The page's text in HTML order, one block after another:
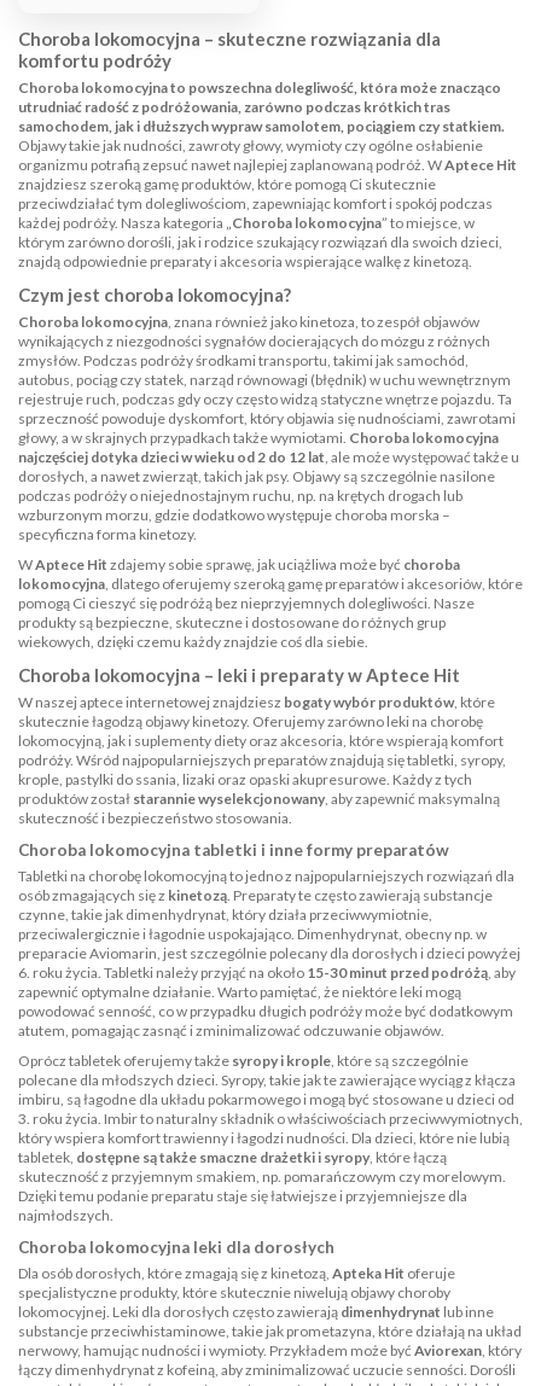
Choroba lokomocyjna – skuteczne rozwiązania dla
komfortu podróży
Choroba lokomocyjna to powszechna dolegliwość, która może znacząco
utrudniać radość z podróżowania, zarówno podczas krótkich tras
samochodem, jak i dłuższych wypraw samolotem, pociągiem czy statkiem.
Objawy takie jak nudności, zawroty głowy, wymioty czy ogólne osłabienie
organizmu potrafią zepsuć nawet najlepiej zaplanowaną podróż. WAptece Hit
znajdziesz szeroką gamę produktów, które pomogą Ci skutecznie
przeciwdziałać tym dolegliwościom, zapewniając komfort i spokój podczas
każdej podróży. Nasza kategoria „Choroba lokomocyjna” to miejsce, w
którym zarówno dorośli, jak i rodzice szukający rozwiązań dla swoich dzieci,
znajdą odpowiednie preparaty i akcesoria wspierające walkę z kinetozą.
Czym jest choroba lokomocyjna?
Choroba lokomocyjna , znana również jako kinetoza, to zespół objawów
wynikających z niezgodności sygnałów docierających do mózgu z różnych
zmysłów. Podczas podróży środkami transportu, takimi jak samochód,
autobus, pociąg czy statek, narząd równowagi (błędnik) w uchu wewnętrznym
rejestruje ruch, podczas gdy oczy często widzą statyczne wnętrze pojazdu. Ta
sprzeczność powoduje dyskomfort, który objawia się nudnościami, zawrotami
głowy, a w skrajnych przypadkach także wymiotami. Choroba lokomocyjna
najczęściej dotyka dzieci w wieku od 2 do 12 lat , ale może występować także u
dorosłych, a nawet zwierząt, takich jak psy. Objawy są szczególnie nasilone
podczas podróży o niejednostajnym ruchu, np. na krętych drogach lub
wzburzonym morzu, gdzie dodatkowo występuje choroba morska –
specyficzna forma kinetozy.
WAptece Hit zdajemy sobie sprawę, jak uciążliwa może być choroba
lokomocyjna, dlatego oferujemy szeroką gamę preparatów i akcesoriów, które
pomogą Ci cieszyć się podróżą bez nieprzyjemnych dolegliwości. Nasze
produkty są bezpieczne, skuteczne i dostosowane do różnych grup
wiekowych, dzięki czemu każdy znajdzie coś dla siebie.
Choroba lokomocyjna – leki i preparaty w Aptece Hit
W naszej aptece internetowej znajdziesz bogaty wybór produktów, które
skutecznie łagodzą objawy kinetozy. Oferujemy zarówno leki na chorobę
lokomocyjną, jak i suplementy diety oraz akcesoria, które wspierają komfort
podróży. Wśród najpopularniejszych preparatów znajdują się tabletki, syropy,
krople, pastylki do ssania, lizaki oraz opaski akupresurowe. Każdy z tych
produktów został starannie wyselekcjonowany , aby zapewnić maksymalną
skuteczność i bezpieczeństwo stosowania.
Choroba lokomocyjna tabletki i inne formy preparatów
Tabletki na chorobę lokomocyjną to jedno z najpopularniejszych rozwiązań dla
osób zmagających się z kinetozą . Preparaty te często zawierają substancje
czynne, takie jak dimenhydrynat, który działa przeciwwymiotnie,
przeciwalergicznie i łagodnie uspokajająco. Dimenhydrynat, obecny np. w
preparacieAviomarin , jest szczególnie polecany dla dorosłych i dzieci powyżej
6. roku życia. Tabletki należy przyjąć na około 15-30 minut przed podróżą , aby
zapewnić optymalne działanie. Warto pamiętać, że niektóre leki mogą
powodować senność, co w przypadku długich podróży może być dodatkowym
atutem, pomagając zasnąć i zminimalizować odczuwanie objawów.
Oprócz tabletek oferujemy także syropy i krople, które są szczególnie
polecane dla młodszych dzieci. Syropy, takie jak te zawierające wyciąg z kłącza
imbiru, są łagodne dla układu pokarmowego i mogą być stosowane u dzieci od
3. roku życia. Imbir to naturalny składnik o właściwościach przeciwwymiotnych,
który wspiera komfort trawienny i łagodzi nudności. Dla dzieci, które nie lubią
tabletek, dostępne są także smaczne drażetki i syropy, które łączą
skuteczność z przyjemnym smakiem, np. pomarańczowym czy morelowym.
Dzięki temu podanie preparatu staje się łatwiejsze i przyjemniejsze dla
najmłodszych.
Choroba lokomocyjna leki dla dorosłych
Dla osób dorosłych, które zmagają się z kinetozą, Apteka Hit oferuje
specjalistyczne produkty, które skutecznie niwelują objawy choroby
lokomocyjnej. Leki dla dorosłych często zawierają dimenhydrynat lub inne
substancje przeciwhistaminowe, takie jak prometazyna, które działają na układ
nerwowy, hamując nudności i wymioty. Przykładem może być Aviorexan , który
łączy dimenhydrynat z kofeiną, aby zminimalizować uczucie senności. Dorośli